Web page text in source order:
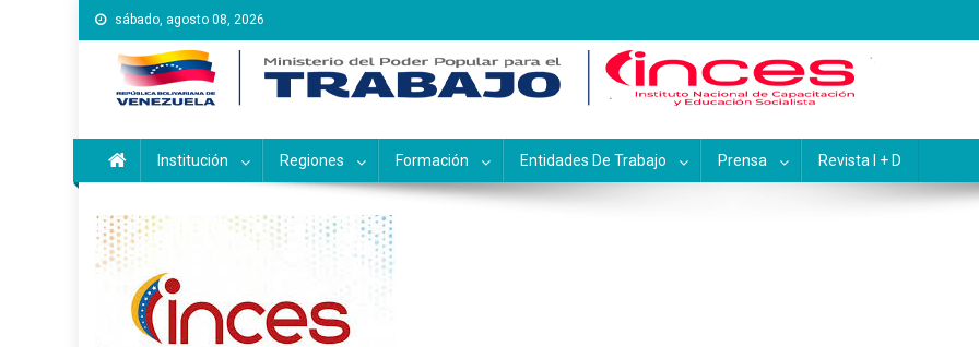
Saltar
al
contenido
sábado, agosto 08, 2026
Instituto Nacional de Capacitación y Educación
Inces
Institución Regiones Formación Entidades De Trabajo Prensa Revista I + D